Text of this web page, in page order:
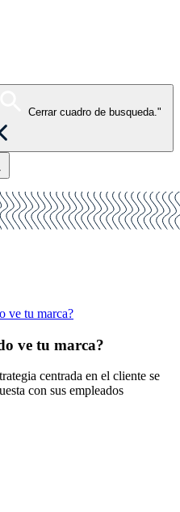
Cerrar cuadro de busqueda."
ve tu marca?
ve tu marca?
centrada en el cliente se
con sus empleados